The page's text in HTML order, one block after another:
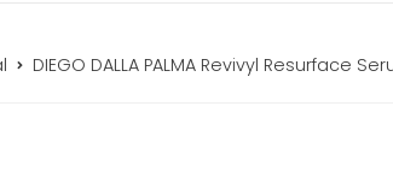
DIEGO DALLA PALMA Revivyl Resurface